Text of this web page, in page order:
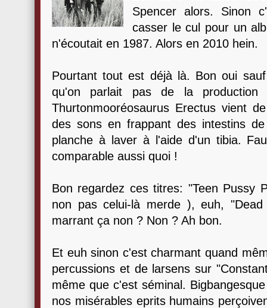
Spencer alors. Sinon
casser le cul pour un
n'écoutait en 1987. Alors en 2010 hein.
Pourtant tout est déjà là. Bon oui
qu'on parlait pas de la
Thurtonmooréosaurus Erectus vient
des sons en frappant des intestins
planche à laver à l'aide d'un tibia.
comparable aussi quoi !
Bon regardez ces titres: "Teen Pussy
non pas celui-là merde ), euh,
marrant ça non ? Non ? Ah bon.
Et euh sinon c'est charmant quand
percussions et de larsens sur
même que c'est séminal.
nos misérables eprits humains